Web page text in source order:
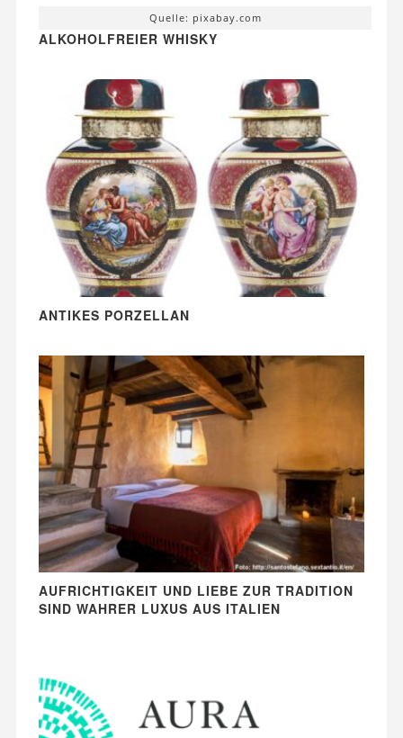
Quelle: pixabay.com
ALKOHOLFREIER WHISKY
ANTIKES PORZELLAN
AUFRICHTIGKEIT UND LIEBE ZUR TRADITION
SIND WAHRER LUXUS AUS ITALIEN